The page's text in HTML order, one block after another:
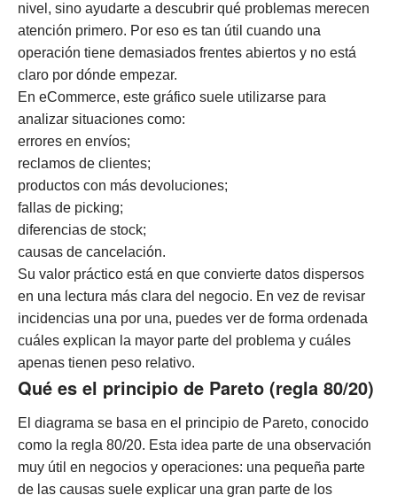
nivel, sino ayudarte a descubrir qué problemas merecen
atención primero. Por eso es tan útil cuando una
operación tiene demasiados frentes abiertos y no está
claro por dónde empezar.
En eCommerce, este gráfico suele utilizarse para
analizar situaciones como:
errores en envíos;
reclamos de clientes;
productos con más devoluciones;
fallas de picking;
diferencias de stock;
causas de cancelación.
Su valor práctico está en que convierte datos dispersos
en una lectura más clara del negocio. En vez de revisar
incidencias una por una, puedes ver de forma ordenada
cuáles explican la mayor parte del problema y cuáles
apenas tienen peso relativo.
Qué es el principio de Pareto (regla 80/20)
El diagrama se basa en el principio de Pareto, conocido
como la regla 80/20. Esta idea parte de una observación
muy útil en negocios y operaciones: una pequeña parte
de las causas suele explicar una gran parte de los